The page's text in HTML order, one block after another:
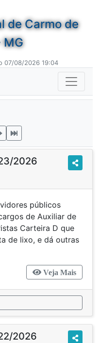
de Carmo de
MG
07/08/2026 19:04
2026
públicos
de Auxiliar de
Carteira D que
de lixo, e dá outras
Veja Mais
2026